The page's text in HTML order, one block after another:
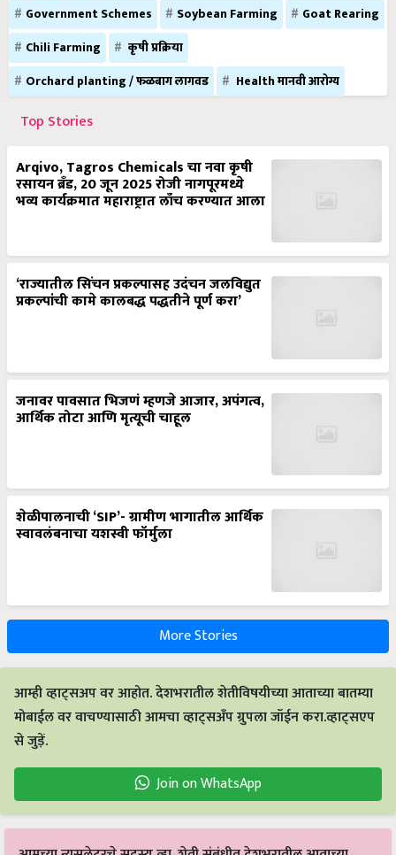
Government Schemes Soybean Farming
Goat Rearing
Chili Farming
कृषी प्रक्रिया
Orchard planting / फळबाग लागवड
Health मानवी आरोग्य
Top Stories
Arqivo, Tagros Chemicals चा नवा कृषी
रसायन ब्रँड, 20 जून 2025 रोजी नागपूरमध्ये
भव्य कार्यक्रमात महाराष्ट्रात लाँच करण्यात आला
‘राज्यातील सिंचन प्रकल्पासह उदंचन जलविद्युत
प्रकल्पांची कामे कालबद्ध पद्धतीने पूर्ण करा’
जनावर पावसात भिजणं म्हणजे आजार, अपंगत्व,
आर्थिक तोटा आणि मृत्यूची चाहूल
शेळीपालनाची ‘SIP’- ग्रामीण भागातील आर्थिक
स्वावलंबनाचा यशस्वी फॉर्मुला
More Stories
आम्ही व्हाट्सअप वर आहोत. देशभरातील शेतीविषयीच्या आताच्या बातम्या
मोबाईल वर वाचण्यासाठी आमचा व्हाट्सअँप ग्रुपला जॉईन करा.व्हाट्सएप
से जुड़ें.
Join on WhatsApp